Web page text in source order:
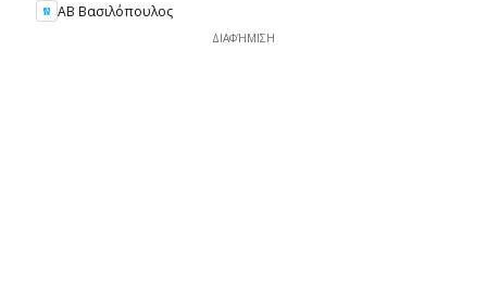
ΑΒ Βασιλόπουλος
ΔΙΑΦΉΜΙΣΗ